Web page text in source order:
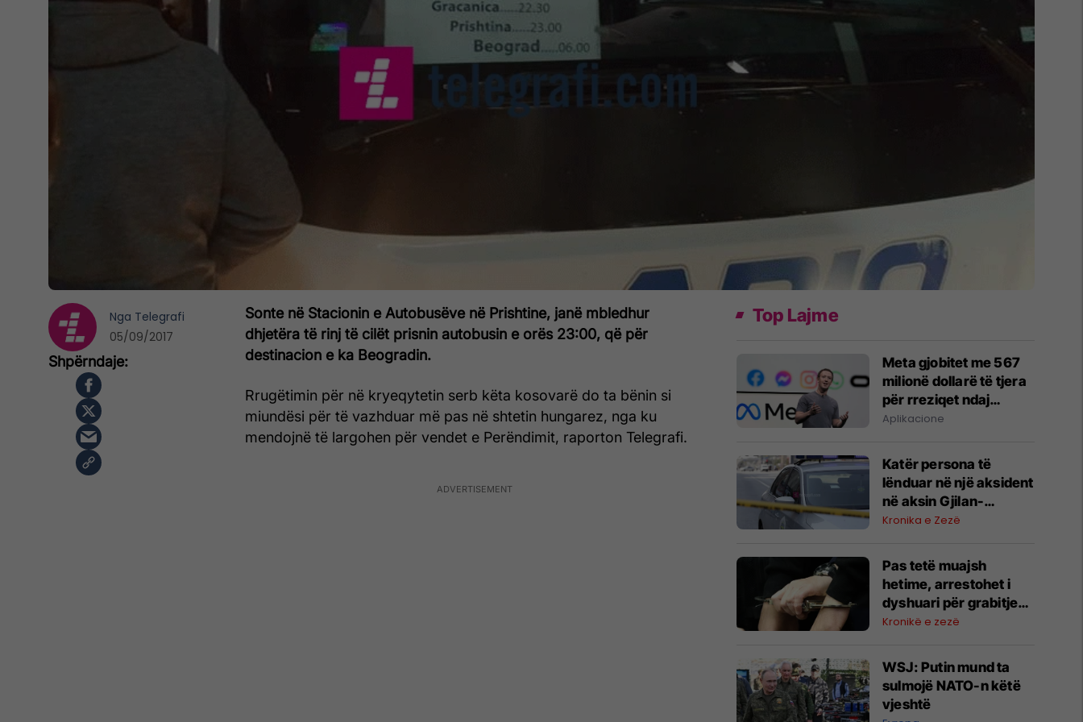
Sonte në Stacionin e Autobusëve në Prishtine, janë mbledhur
dhjetëra të rinj të cilët prisnin autobusin e orës 23:00, që për
destinacion e ka Beogradin.
Rrugëtimin për në kryeqytetin serb këta kosovarë do ta bënin si
miundësi për të vazhduar më pas në shtetin hungarez, nga ku
mendojnë të largohen për vendet e Perëndimit, raporton Telegrafi.
Nga Telegrafi
05/09/2017
Top Lajme
Meta gjobitet me 567
milionë dollarë të tjera
për rreziqet ndaj
fëmijëve në rrjetet
Aplikacione
Katër persona të
lënduar në një aksident
në aksin Gjilan-
Koretishtë
Kronika e Zezë
Pas tetë muajsh
hetime, arrestohet i
dyshuari për grabitjen
e rëndë në Pejë
Kronikë e zezë
WSJ: Putin mund ta
sulmojë NATO-n këtë
vjeshtë